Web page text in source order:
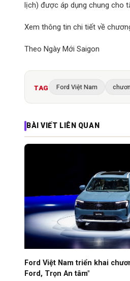
lịch) được áp dụng chung cho
Xem thông tin chi tiết về
Theo Ngày Mới Saigon
TAG Ford Việt Nam
BÀI VIẾT LIÊN QUAN
Ford Việt Nam triển khai
Ford, Trọn An tâm"